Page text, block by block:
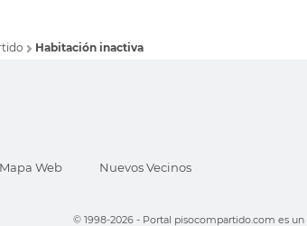
Habitación inactiva
Mapa Web Nuevos Vecinos
© 1998-2026 - Portal pisocompartido.com es